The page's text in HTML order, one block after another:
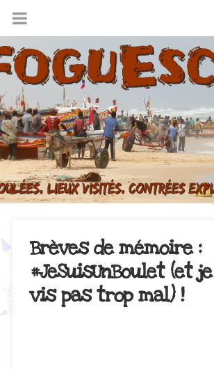
Brèves de mémoire :
#JeSuisUnBoulet (et
vis pas trop mal) !